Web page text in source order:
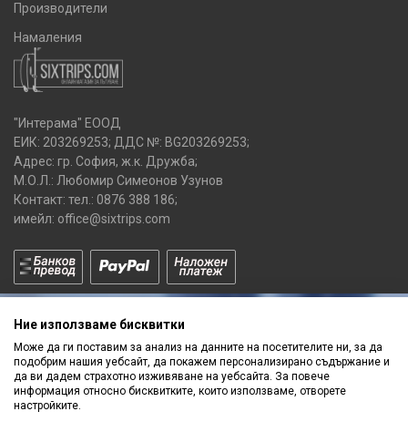
Производители
Намаления
"Интерама" ЕООД
ЕИК: 203269253; ДДС №: BG203269253;
Адрес: гр. София, ж.к. Дружба;
М.О.Л.: Любомир Симеонов Узунов
Контакт: тел.: 0876 388 186;
имейл: office@sixtrips.com
Получавай нашите
ПРОМОЦИИ
Ние използваме бисквитки
Може да ги поставим за анализ на данните на посетителите ни, за да
подобрим нашия уебсайт, да покажем персонализирано съдържание и
да ви дадем страхотно изживяване на уебсайта. За повече
информация относно бисквитките, които използваме, отворете
настройките.